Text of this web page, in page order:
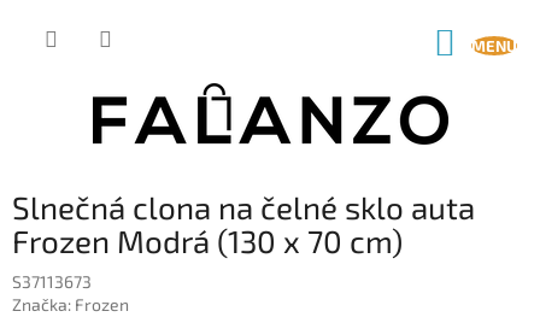
Slnečná clona na čelné sklo auta
Frozen Modrá (130 x 70 cm)
S37113673
Značka: Frozen